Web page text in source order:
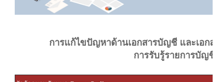
การแก้ไขปัญหาด้านเอกสารบัญชี และเอกส
การรับรู้รายการบัญชี